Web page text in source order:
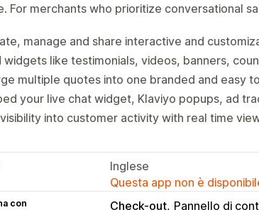
For merchants who prioritize conversational
manage and share interactive and
widgets like testimonials, videos, banners,
multiple quotes into one branded and easy
your live chat widget, Klaviyo popups, ad
visibility into customer activity with real time
Inglese
Questa app non è
con Check-out Pannello di